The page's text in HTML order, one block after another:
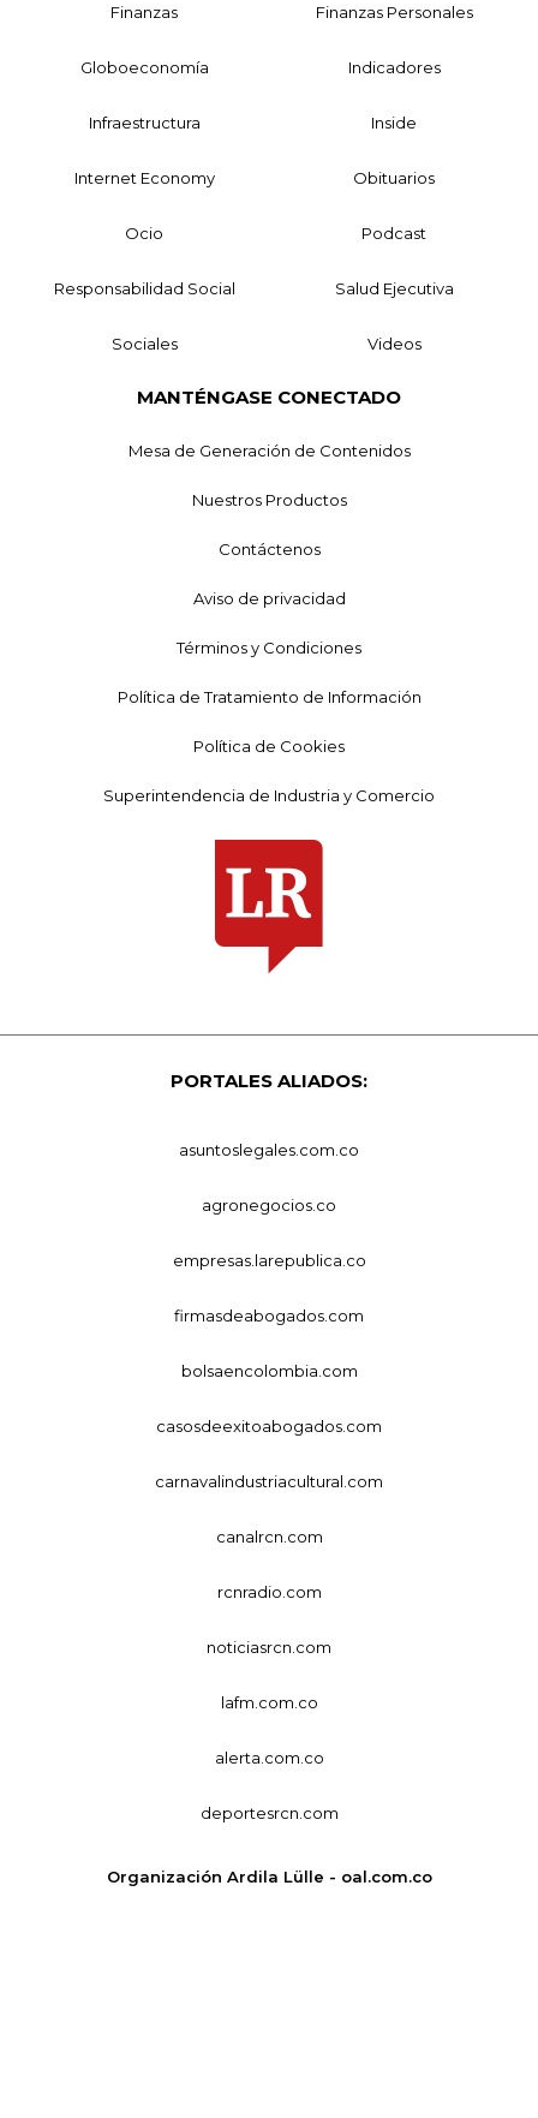
Finanzas Finanzas Personales
Globoeconomía Indicadores
Infraestructura Inside
Internet Economy Obituarios
Ocio Podcast
Responsabilidad Social Salud Ejecutiva
Sociales Videos
MANTÉNGASE CONECTADO
Mesa de Generación de Contenidos
Nuestros Productos
Contáctenos
Aviso de privacidad
Términos y Condiciones
Política de Tratamiento de Información
Política de Cookies
Superintendencia de Industria y Comercio
PORTALES ALIADOS:
asuntoslegales.com.co
agronegocios.co
empresas.larepublica.co
firmasdeabogados.com
bolsaencolombia.com
casosdeexitoabogados.com
carnavalindustriacultural.com
canalrcn.com
rcnradio.com
noticiasrcn.com
lafm.com.co
alerta.com.co
deportesrcn.com
Organización Ardila Lülle - oal.com.co